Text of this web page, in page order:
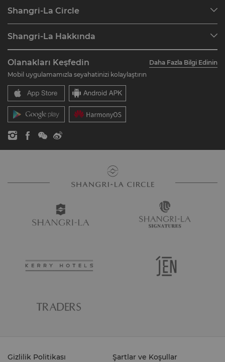
Rezervasyonları Bul
Restoran ve Barlar
Shangri-La Circle
Shangri-La Circle'a katılın
SSS
Shangri-La Hakkında
Otel Markalarımız
Shangri-La Merkezleri
Rezidanslar
İletişim
Kariyer
Küresel Vatandaşlık
Haberler
Olanakları Keşfedin
Daha Fazla Bilgi Edinin
Mobil uygulamamızla seyahatinizi kolaylaştırın
Gizlilik Politikası Şartlar ve Koşullar